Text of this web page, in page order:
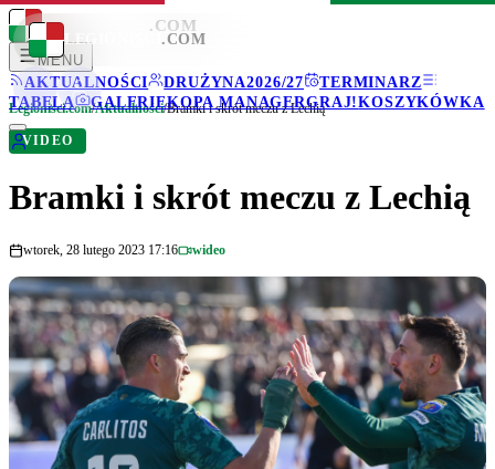
LEGIONISCI .COM
MENU
AKTUALNOŚCI
DRUŻYNA2026/27
TERMINARZ
TABELA
GALERIEKOPA MANAGERGRAJ!KOSZYKÓWKA
LEGIONISCI .COM
Legionisci.com/Aktualności/Bramki i skrót meczu z Lechią
VIDEO
Bramki i skrót meczu z Lechią
wtorek, 28 lutego 2023 17:16 wideo